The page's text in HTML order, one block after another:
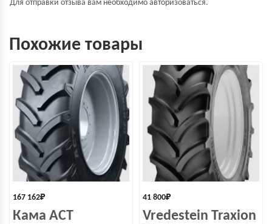
Для отправки отзыва вам необходимо авторизоваться.
Похожие товары
167 162₽
Кама ACT
41 800₽
Vredestein Traxion